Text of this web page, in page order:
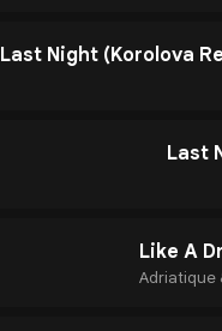
Last Night (Korolova
Last
Like A
Adriatique